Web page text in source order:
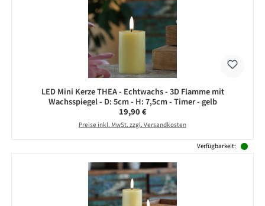
LED Mini Kerze THEA - Echtwachs - 3D Flamme mit
Wachsspiegel - D: 5cm - H: 7,5cm - Timer - gelb
Regulärer Preis:
19,90 €
Preise inkl. MwSt. zzgl. Versandkosten
Verfügbarkeit: